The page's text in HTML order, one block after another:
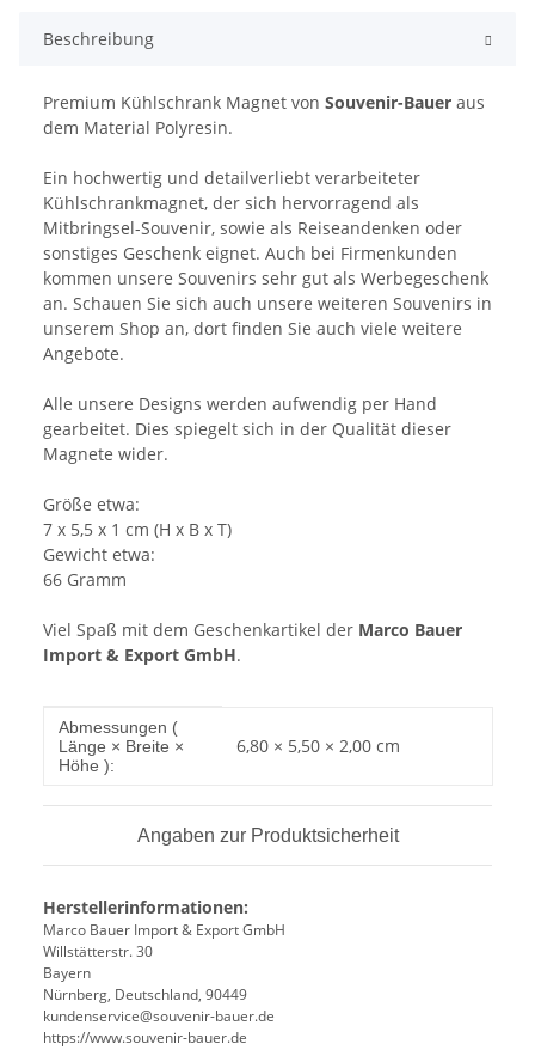
Beschreibung
Premium Kühlschrank Magnet von Souvenir-Bauer aus
dem Material Polyresin.
Ein hochwertig und detailverliebt verarbeiteter
Kühlschrankmagnet, der sich hervorragend als
Mitbringsel-Souvenir, sowie als Reiseandenken oder
sonstiges Geschenk eignet. Auch bei Firmenkunden
kommen unsere Souvenirs sehr gut als Werbegeschenk
an. Schauen Sie sich auch unsere weiteren Souvenirs in
unserem Shop an, dort finden Sie auch viele weitere
Angebote.
Alle unsere Designs werden aufwendig per Hand
gearbeitet. Dies spiegelt sich in der Qualität dieser
Magnete wider.
Größe etwa:
7 x 5,5 x 1 cm (H x B x T)
Gewicht etwa:
66 Gramm
Viel Spaß mit dem Geschenkartikel der Marco Bauer
Import & Export GmbH.
Produkteigenschaft
Wert
Abmessungen (
Länge × Breite ×
Höhe ):
6,80 × 5,50 × 2,00 cm
Angaben zur Produktsicherheit
Herstellerinformationen:
Marco Bauer Import & Export GmbH
Willstätterstr. 30
Bayern
Nürnberg, Deutschland, 90449
kundenservice@souvenir-bauer.de
https://www.souvenir-bauer.de